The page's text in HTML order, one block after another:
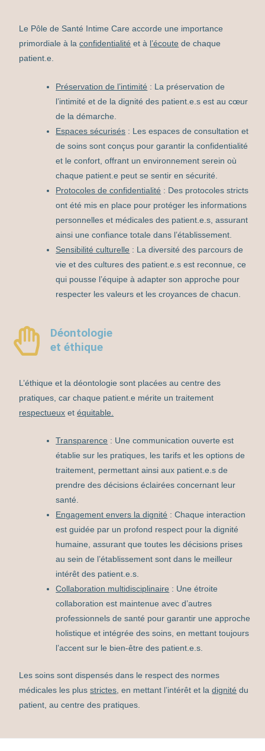
Le Pôle de Santé Intime Care accorde une importance
primordiale à laconfidentialité et à l’écoute de chaque
patient.e.
Préservation de l’intimité : La préservation de
l’intimité et de la dignité des patient.e.s est au cœur
de la démarche.
Espaces sécurisés : Les espaces de consultation et
de soins sont conçus pour garantir la confidentialité
et le confort, offrant un environnement serein où
chaque patient.e peut se sentir en sécurité.
Protocoles de confidentialité : Des protocoles stricts
ont été mis en place pour protéger les informations
personnelles et médicales des patient.e.s, assurant
ainsi une confiance totale dans l’établissement.
Sensibilité culturelle : La diversité des parcours de
vie et des cultures des patient.e.s est reconnue, ce
qui pousse l’équipe à adapter son approche pour
respecter les valeurs et les croyances de chacun.
Déontologie
et éthique
L’éthique et la déontologie sont placées au centre des
pratiques, car chaque patient.e mérite un traitement
respectueux etéquitable.
Transparence : Une communication ouverte est
établie sur les pratiques, les tarifs et les options de
traitement, permettant ainsi aux patient.e.s de
prendre des décisions éclairées concernant leur
santé.
Engagement envers la dignité : Chaque interaction
est guidée par un profond respect pour la dignité
humaine, assurant que toutes les décisions prises
au sein de l’établissement sont dans le meilleur
intérêt des patient.e.s.
Collaboration multidisciplinaire : Une étroite
collaboration est maintenue avec d’autres
professionnels de santé pour garantir une approche
holistique et intégrée des soins, en mettant toujours
l’accent sur le bien-être des patient.e.s.
Les soins sont dispensés dans le respect des normes
médicales les plusstrictes, en mettant l’intérêt et ladignité du
patient, au centre des pratiques.